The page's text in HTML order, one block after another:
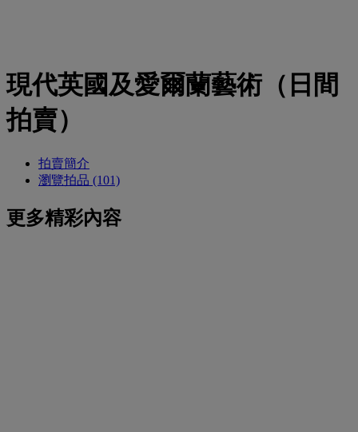
現代英國及愛爾蘭藝術（日間
拍賣）
拍賣簡介
瀏覽拍品 (101)
更多精彩內容